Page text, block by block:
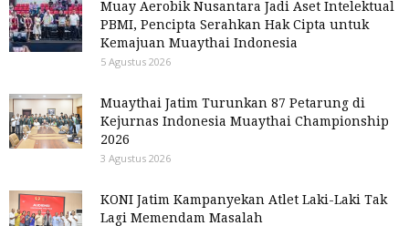
Muay Aerobik Nusantara Jadi Aset Intelektual
PBMI, Pencipta Serahkan Hak Cipta untuk
Kemajuan Muaythai Indonesia
5 Agustus 2026
Muaythai Jatim Turunkan 87 Petarung di
Kejurnas Indonesia Muaythai Championship
2026
3 Agustus 2026
KONI Jatim Kampanyekan Atlet Laki-Laki Tak
Lagi Memendam Masalah